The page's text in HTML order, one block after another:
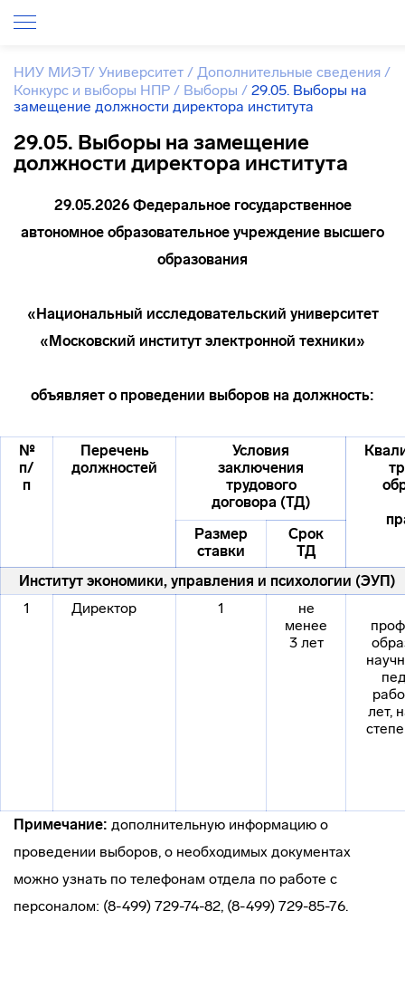
НИУ МИЭТ/ Университет / Дополнительные сведения /
Конкурс и выборы НПР / Выборы / 29.05. Выборы на
замещение должности директора института
29.05. Выборы на замещение
должности директора института
29.05.2026 Федеральное государственное
автономное образовательное учреждение высшего
образования
«Национальный исследовательский университет
«Московский институт электронной техники»
объявляет о проведении выборов на должность:
№
п/
п
Перечень
должностей
Условия
заключения
трудового
договора (ТД)
Размер
ставки
Срок
ТД
Институт экономики, управления и психологии (ЭУП)
1
Директор 1
не
менее
3 лет
лет,
Примечание: дополнительную информацию о
проведении выборов, о необходимых документах
можно узнать по телефонам отдела по работе с
персоналом: (8-499) 729-74-82, (8-499) 729-85-76.